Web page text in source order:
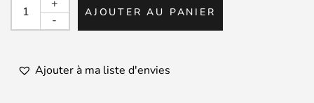
FINAL
VR3000
-
+
AJOUTER AU PANIER
Ajouter à ma liste d'envies